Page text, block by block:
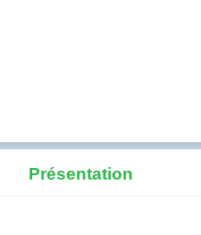
Présentation